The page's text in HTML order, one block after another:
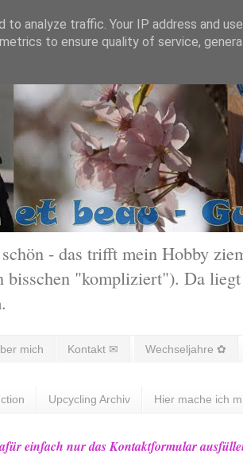
- das trifft mein Hobby
bisschen "kompliziert"). Da
mich Kontakt ✉ Wechseljahre ✿
Upcycling Archiv Hier mache ich
einfach nur das Kontaktformular
analyze traffic. Your IP address and
to ensure quality of service,